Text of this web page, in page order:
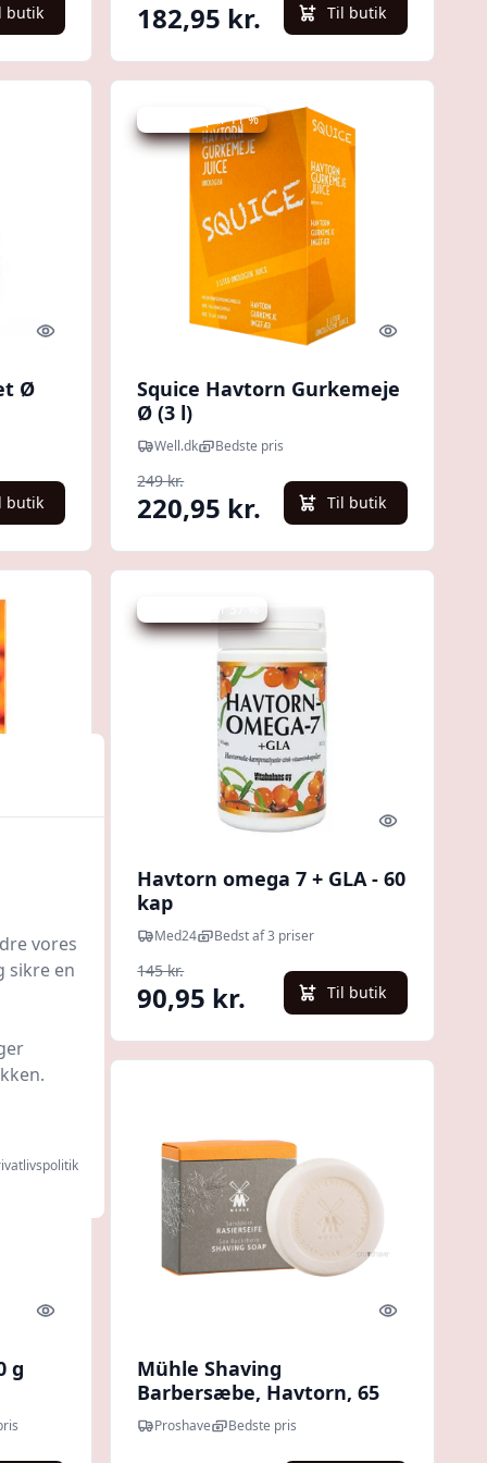
butik 182,95 kr. Til butik
Quick look
Ø
butik
Udsalg - spar 11 %
Quick look
Squice Havtorn Gurkemeje
Ø (3 l)
Well.dk Bedste pris
249 kr.
220,95 kr. Til butik
Quick look
Udsalg - spar 37 %
Quick look
Havtorn omega 7 + GLA - 60
kap
Med24 Bedst af 3 priser
145 kr.
90,95 kr. Til butik
Quick look
g
Quick look
Mühle Shaving
Barbersæbe, Havtorn, 65
gr.Proshave Bedste pris
vores
sikre en